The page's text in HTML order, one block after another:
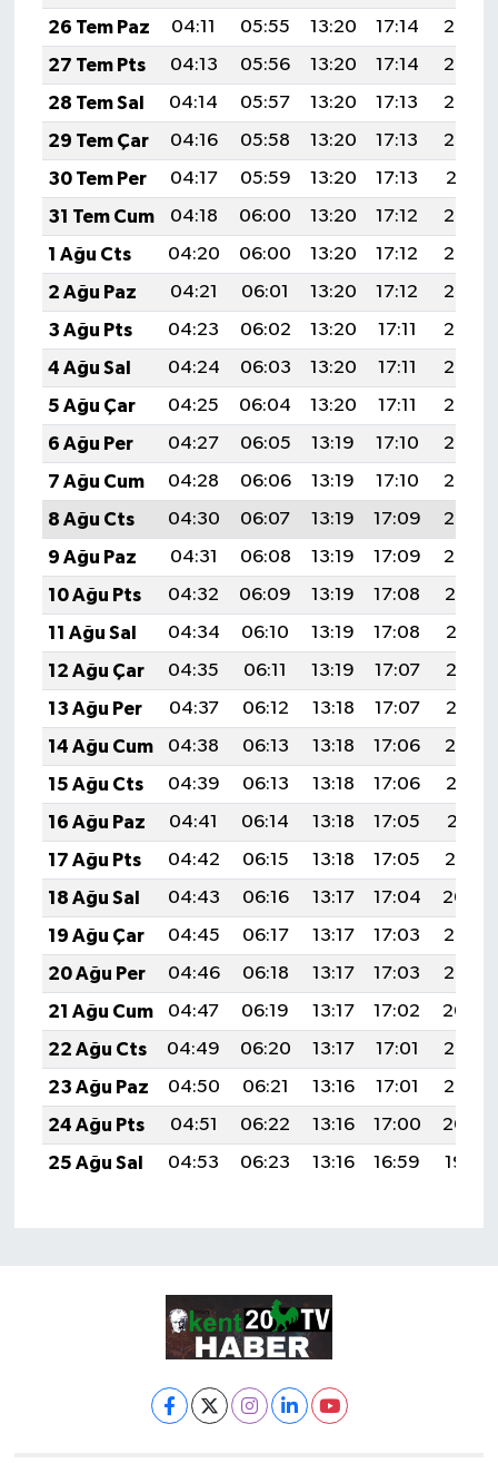
26 Tem Paz
04:11 05:55 13:20 17:14
20:35
27 Tem Pts
04:13 05:56 13:20 17:14
20:34
28 Tem Sal
04:14 05:57 13:20 17:13
20:33
29 Tem Çar
04:16 05:58 13:20 17:13
20:32
30 Tem Per
04:17 05:59 13:20 17:13
20:31
31 Tem Cum
04:18 06:00 13:20 17:12
20:30
1 Ağu Cts
04:20 06:00 13:20 17:12
20:29
2 Ağu Paz
04:21 06:01 13:20 17:12
20:28
3 Ağu Pts
04:23 06:02 13:20 17:11
20:27
4 Ağu Sal
04:24 06:03 13:20 17:11
20:26
5 Ağu Çar
04:25 06:04 13:20 17:11
20:25
6 Ağu Per
04:27 06:05 13:19 17:10
20:24
7 Ağu Cum
04:28 06:06 13:19 17:10
20:23
8 Ağu Cts
04:30 06:07 13:19 17:09
20:22
9 Ağu Paz
04:31 06:08 13:19 17:09
20:20
10 Ağu Pts
04:32 06:09 13:19 17:08
20:19
11 Ağu Sal
04:34 06:10 13:19 17:08
20:18
12 Ağu Çar
04:35 06:11 13:19 17:07
20:17
13 Ağu Per
04:37 06:12 13:18 17:07
20:15
14 Ağu Cum
04:38 06:13 13:18 17:06
20:14
15 Ağu Cts
04:39 06:13 13:18 17:06
20:13
16 Ağu Paz
04:41 06:14 13:18 17:05
20:11
17 Ağu Pts
04:42 06:15 13:18 17:05
20:10
18 Ağu Sal
04:43 06:16 13:17 17:04
20:09
19 Ağu Çar
04:45 06:17 13:17 17:03
20:07
20 Ağu Per
04:46 06:18 13:17 17:03
20:06
21 Ağu Cum
04:47 06:19 13:17 17:02
20:04
22 Ağu Cts
04:49 06:20 13:17 17:01
20:03
23 Ağu Paz
04:50 06:21 13:16 17:01
20:02
24 Ağu Pts
04:51 06:22 13:16 17:00
20:00
25 Ağu Sal
04:53 06:23 13:16 16:59 19:59